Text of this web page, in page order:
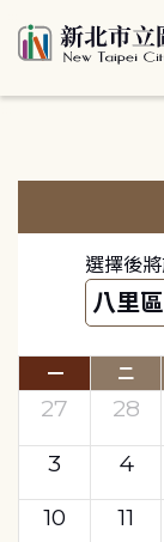
選擇後
一 二
27 28
3
4
10
11